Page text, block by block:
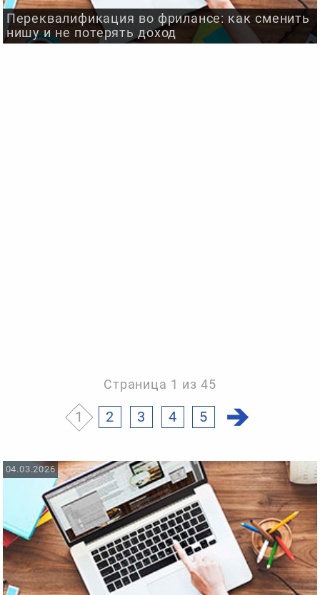
Переквалификация во фрилансе: как сменить
нишу и не потерять доход
Страница 1 из 45
1 2 3 4 5
04.03.2026